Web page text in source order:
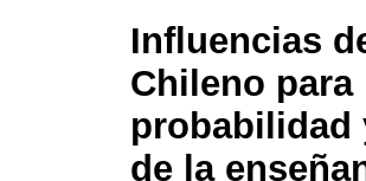
Influencias
Chileno para
probabilidad
de la